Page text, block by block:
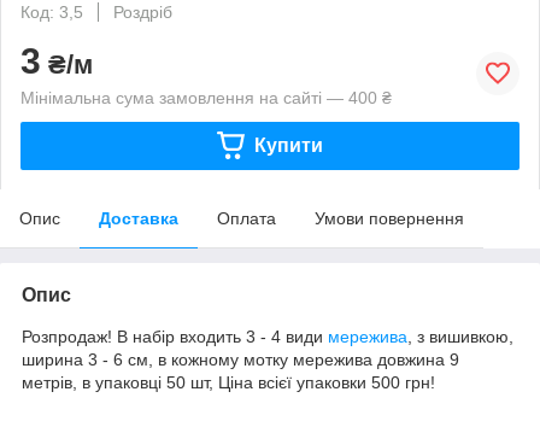
Код: 3,5
Роздріб
3 ₴/м
Мінімальна сума замовлення на сайті — 400 ₴
Купити
Опис Доставка Оплата Умови повернення
Опис
Розпродаж! В набір входить 3 - 4 види мережива , з вишивкою,
ширина 3 - 6 см, в кожному мотку мережива довжина 9
метрів, в упаковці 50 шт, Ціна всієї упаковки 500 грн!